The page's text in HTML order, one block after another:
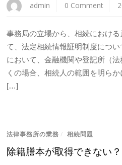
admin 0 Comment
事務局の立場から、相続におけ
て、法定相続情報証明制度につ
において、金融機関や登記所（
くの場合、相続人の範囲を明ら
[…]
法律事務所の業務 / 相続問題
除籍謄本が取得できない？